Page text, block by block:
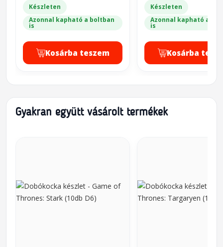
Készleten
Azonnal kapható a boltban
is
Kosárba teszem
Készleten
Azonnal kapható a
is
Kosárba
Gyakran együtt vásárolt termékek